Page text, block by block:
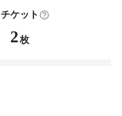
チケット
2 枚